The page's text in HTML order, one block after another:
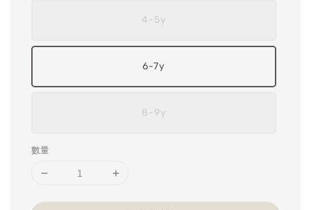
4-5y
6-7y
8-9y
數量